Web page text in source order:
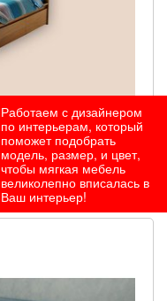
Под заказ
Работаем с дизайнером
по интерьерам, который
поможет подобрать
модель, размер, и цвет,
чтобы мягкая мебель
великолепно вписалась в
Ваш интерьер!